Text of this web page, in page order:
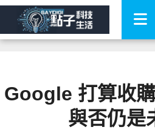
Google 打算收
與否仍是